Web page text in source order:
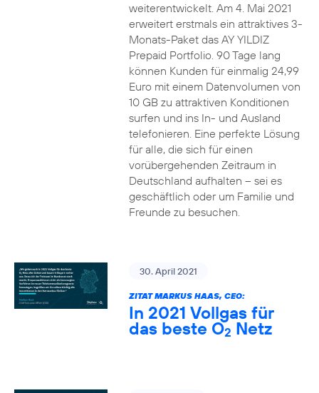
weiterentwickelt. Am 4. Mai 2021
erweitert erstmals ein attraktives 3-
Monats-Paket das AY YILDIZ
Prepaid Portfolio. 90 Tage lang
können Kunden für einmalig 24,99
Euro mit einem Datenvolumen von
10 GB zu attraktiven Konditionen
surfen und ins In- und Ausland
telefonieren. Eine perfekte Lösung
für alle, die sich für einen
vorübergehenden Zeitraum in
Deutschland aufhalten – sei es
geschäftlich oder um Familie und
Freunde zu besuchen.
30. April 2021
ZITAT MARKUS HAAS, CEO:
In 2021 Vollgas für
das beste O2 Netz